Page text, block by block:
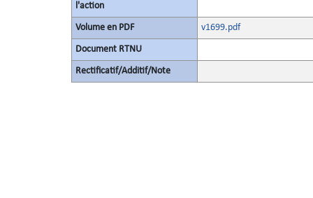
l'action
Volume en PDF v1699.pdf
Document RTNU
Rectificatif/Additif/Note